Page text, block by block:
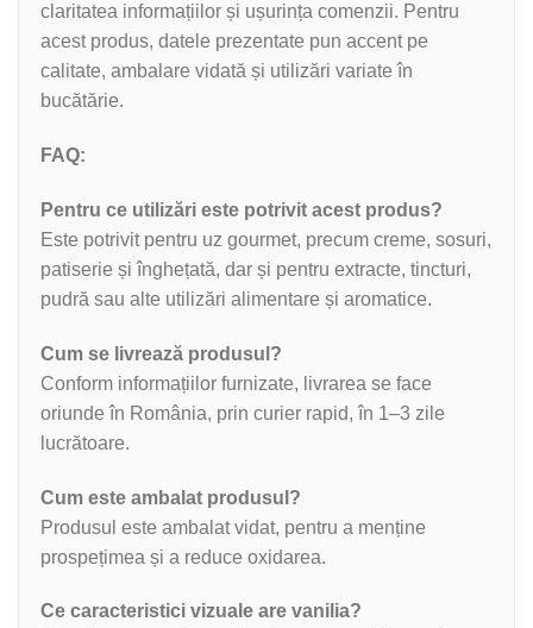
claritatea informațiilor și ușurința comenzii. Pentru
acest produs, datele prezentate pun accent pe
calitate, ambalare vidată și utilizări variate în
bucătărie.
FAQ:
Pentru ce utilizări este potrivit acest produs?
Este potrivit pentru uz gourmet, precum creme, sosuri,
patiserie și înghețată, dar și pentru extracte, tincturi,
pudră sau alte utilizări alimentare și aromatice.
Cum se livrează produsul?
Conform informațiilor furnizate, livrarea se face
oriunde în România, prin curier rapid, în 1–3 zile
lucrătoare.
Cum este ambalat produsul?
Produsul este ambalat vidat, pentru a menține
prospețimea și a reduce oxidarea.
Ce caracteristici vizuale are vanilia?